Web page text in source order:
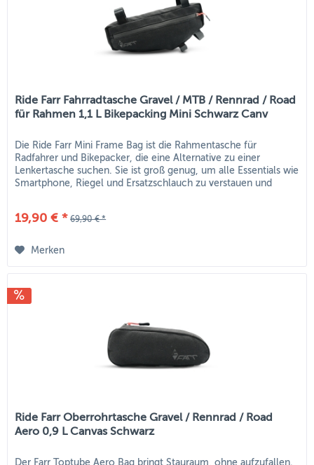
Ride Farr Fahrradtasche Gravel / MTB / Rennrad / Road
für Rahmen 1,1 L Bikepacking Mini Schwarz Canv
Die Ride Farr Mini Frame Bag ist die Rahmentasche für
Radfahrer und Bikepacker, die eine Alternative zu einer
Lenkertasche suchen. Sie ist groß genug, um alle Essentials wie
Smartphone, Riegel und Ersatzschlauch zu verstauen und
19,90 € * 69,90 € *
Merken
Ride Farr Oberrohrtasche Gravel / Rennrad / Road
Aero 0,9 L Canvas Schwarz
Der Farr Toptube Aero Bag bringt Stauraum, ohne aufzufallen.